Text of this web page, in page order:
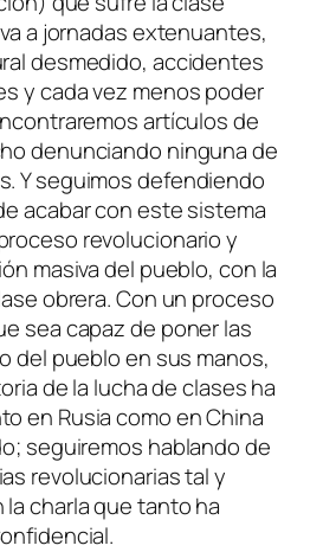
a jornadas extenuantes,
desmedido, accidentes
y cada vez menos poder
artículos de
denunciando ninguna de
Y seguimos defendiendo
acabar con este sistema
revolucionario y
masiva del pueblo, con la
obrera. Con un proceso
sea capaz de poner las
del pueblo en sus manos,
de la lucha de clases ha
en Rusia como en China
seguiremos hablando de
revolucionarias tal y
charla que tanto ha